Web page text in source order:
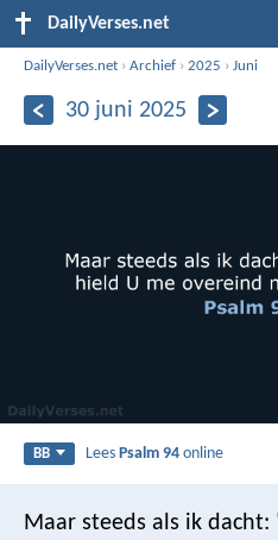
DailyVerses.net
DailyVerses.net ›Archief ›2025 ›Juni
30 juni 2025
BB LeesPsalm 94 online
Maar steeds als ik